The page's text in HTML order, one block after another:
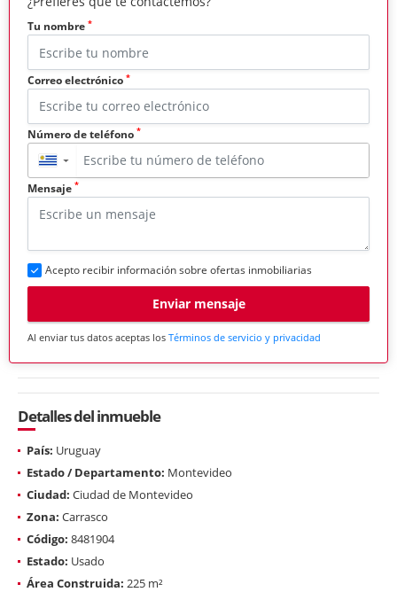
Tu nombre *
Correo electrónico *
Número de teléfono *
▼
Mensaje *
Acepto recibir información sobre ofertas inmobiliarias
Enviar mensaje
Al enviar tus datos aceptas los Términos de servicio y privacidad
Detalles del inmueble
País: Uruguay
Estado / Departamento: Montevideo
Ciudad: Ciudad de Montevideo
Zona: Carrasco
Código: 8481904
Estado: Usado
Área Construida: 225 m²